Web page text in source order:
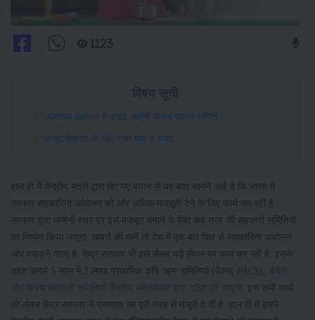
1123
जलाशय पंचायत में बनाई जाएंगी मत्स्य पालन समिति
कंप्यूटरीकरण के लिए रखा गया है बजट
हाल ही में केंद्रीय मंत्री द्वारा दिए गए बयान से यह बात सामने आई है कि भारत में
सरकार सहकारिता आंदोलन को और अधिक मजबूती देने के लिए कार्य कर रही है.
सरकार द्वारा जमीनी स्तर पर इसे मजबूत बनाने के लिए कई तरह की सहकारी समितियों
का निर्माण किया जाएगा. खबरों की मानें तो देश में एक बार फिर से सहकारिता आंदोलन
जोर पकड़ने वाला है. केंद्र सरकार भी इसे लेकर बड़े लेवल पर काम कर रही है. इसके
तहत अगले 5 साल में 2 लाख प्राथमिक कृषि ऋण समितियां (पैक्स;
PACS ),
डेयरी
और मत्स्य सहकारी समितियां केंद्रीय मंत्रिमंडल द्वारा गठित की जाएगी
. इस सभी कार्य
को लेकर केंद्र सरकार ने प्रस्ताव को पूरी तरह से मंजूरी दे दी है. हाल ही में हमारे